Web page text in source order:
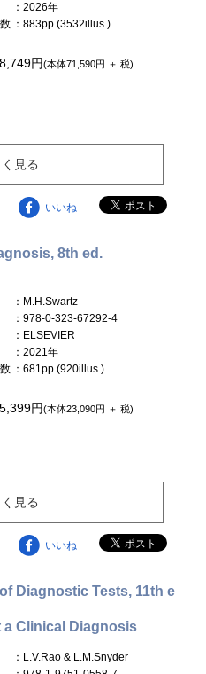
：2026年
：883pp.(3532illus.)
円(本体71,590円 ＋ 税)
見る
いいね
8th ed.
：M.H.Swartz
：978-0-323-67292-4
：ELSEVIER
：2021年
：681pp.(920illus.)
円(本体23,090円 ＋ 税)
見る
いいね
Diagnostic Tests, 11th e
a Clinical Diagnosis
：L.V.Rao & L.M.Snyder